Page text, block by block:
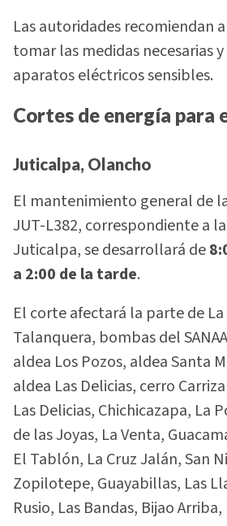
Las autoridades recomiendan
tomar las medidas necesarias
aparatos eléctricos sensibles.
Cortes de energía para
Juticalpa, Olancho
El mantenimiento general de
JUT-L382, correspondiente a
Juticalpa, se desarrollará de
a 2:00 de la tarde.
El corte afectará la parte de
Talanquera, bombas del
aldea Los Pozos, aldea Santa
aldea Las Delicias, cerro
Las Delicias, Chichicazapa, La
de las Joyas, La Venta,
El Tablón, La Cruz Jalán, San
Zopilotepe, Guayabillas, Las
Rusio, Las Bandas, Bijao